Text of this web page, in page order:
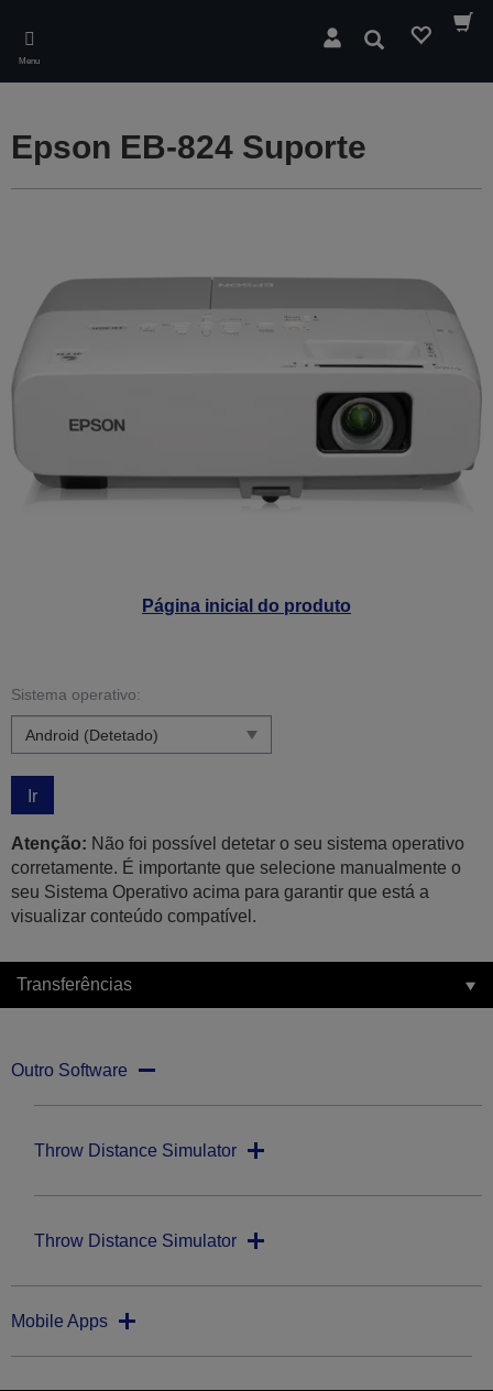
main
content
Menu
Pesquisar
Página inicial do produto
Epson EB-824 Suporte
Sistema operativo:
Ir
Atenção: Não foi possível detetar o seu sistema operativo
corretamente. É importante que selecione manualmente o
seu Sistema Operativo acima para garantir que está a
visualizar conteúdo compatível.
Transferências
Outro Software
Throw Distance Simulator
Throw Distance Simulator
Mobile Apps